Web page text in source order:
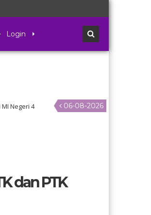
Login
06-08-2026
4
dan PTK